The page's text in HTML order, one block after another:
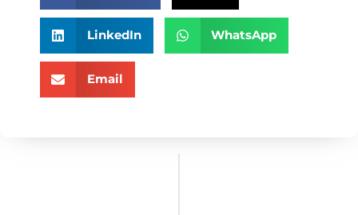
LinkedIn WhatsApp
Email